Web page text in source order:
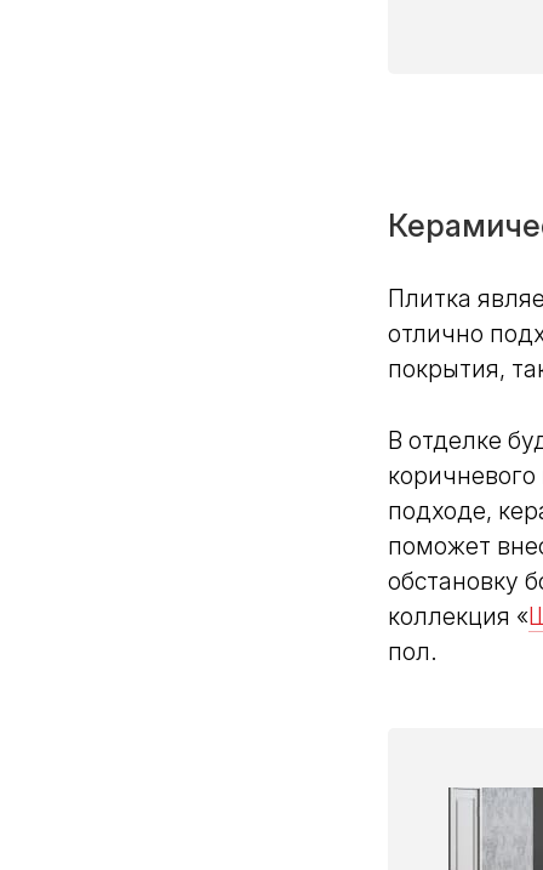
Плитка
отлично
покрытия,
В отделке
подходе,
поможет
обстановку
коллекция «
пол.